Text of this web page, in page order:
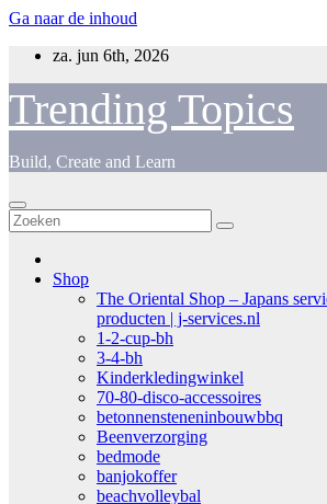
Ga naar de inhoud
za. jun 6th, 2026
Trending Topics
Build, Create and Learn
Shop
The Oriental Shop – Japans
producten | j-services.nl
1-2-cup-bh
3-4-bh
Kinderkledingwinkel
70-80-disco-accessoires
betonnensteneninbouwbbq
Beenverzorging
bedmode
banjokoffer
beachvolleybal